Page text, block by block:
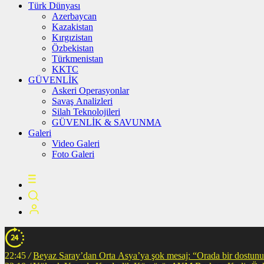
Türk Dünyası
Azerbaycan
Kazakistan
Kırgızistan
Özbekistan
Türkmenistan
KKTC
GÜVENLİK
Askeri Operasyonlar
Savaş Analizleri
Silah Teknolojileri
GÜVENLİK & SAVUNMA
Galeri
Video Galeri
Foto Galeri
22:45 / Beyaz Saray’dan Orta Asya’ya şok mesaj: “Orada bir